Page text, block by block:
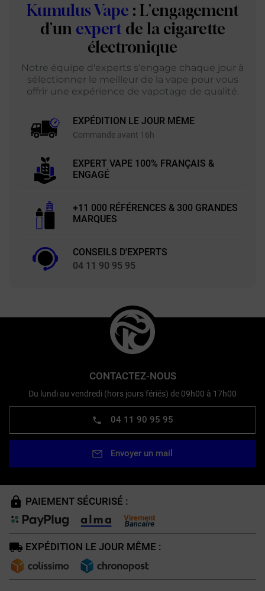
Kumulus Vape : L'engagement
d'un expert de la cigarette
électronique
Notre équipe d'experts s'engage chaque jour à
sélectionner le meilleur de la vape pour vous
offrir une expérience de vapotage de qualité.
EXPÉDITION LE JOUR MÊME
Commande avant 16h
EXPERT VAPE 100% FRANÇAIS &
ENGAGÉ
+11 000 RÉFÉRENCES & 300 GRANDES
MARQUES
CONSEILS D'EXPERTS
04 11 90 95 95
CONTACTEZ-NOUS
Du lundi au vendredi (hors jours fériés) de 09h00 à 17h00
04 11 90 95 95
Envoyer un mail
PAIEMENT SÉCURISÉ :
EXPÉDITION LE JOUR MÊME :